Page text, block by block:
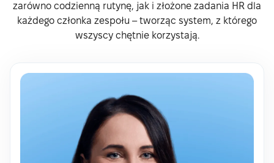
zarówno codzienną rutynę, jak i złożone zadania HR dla
każdego członka zespołu – tworząc system, z którego
wszyscy chętnie korzystają.